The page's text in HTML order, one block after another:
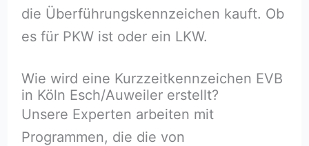
die Überführungskennzeichen kauft. Ob
es für PKW ist oder ein LKW.
Wie wird eine Kurzzeitkennzeichen EVB
in Köln Esch/Auweiler erstellt?
Unsere Experten arbeiten mit
Programmen, die die von